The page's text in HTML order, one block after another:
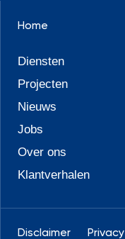
Home
Diensten
Projecten
Nieuws
Jobs
Over ons
Klantverhalen
Disclaimer Privacy